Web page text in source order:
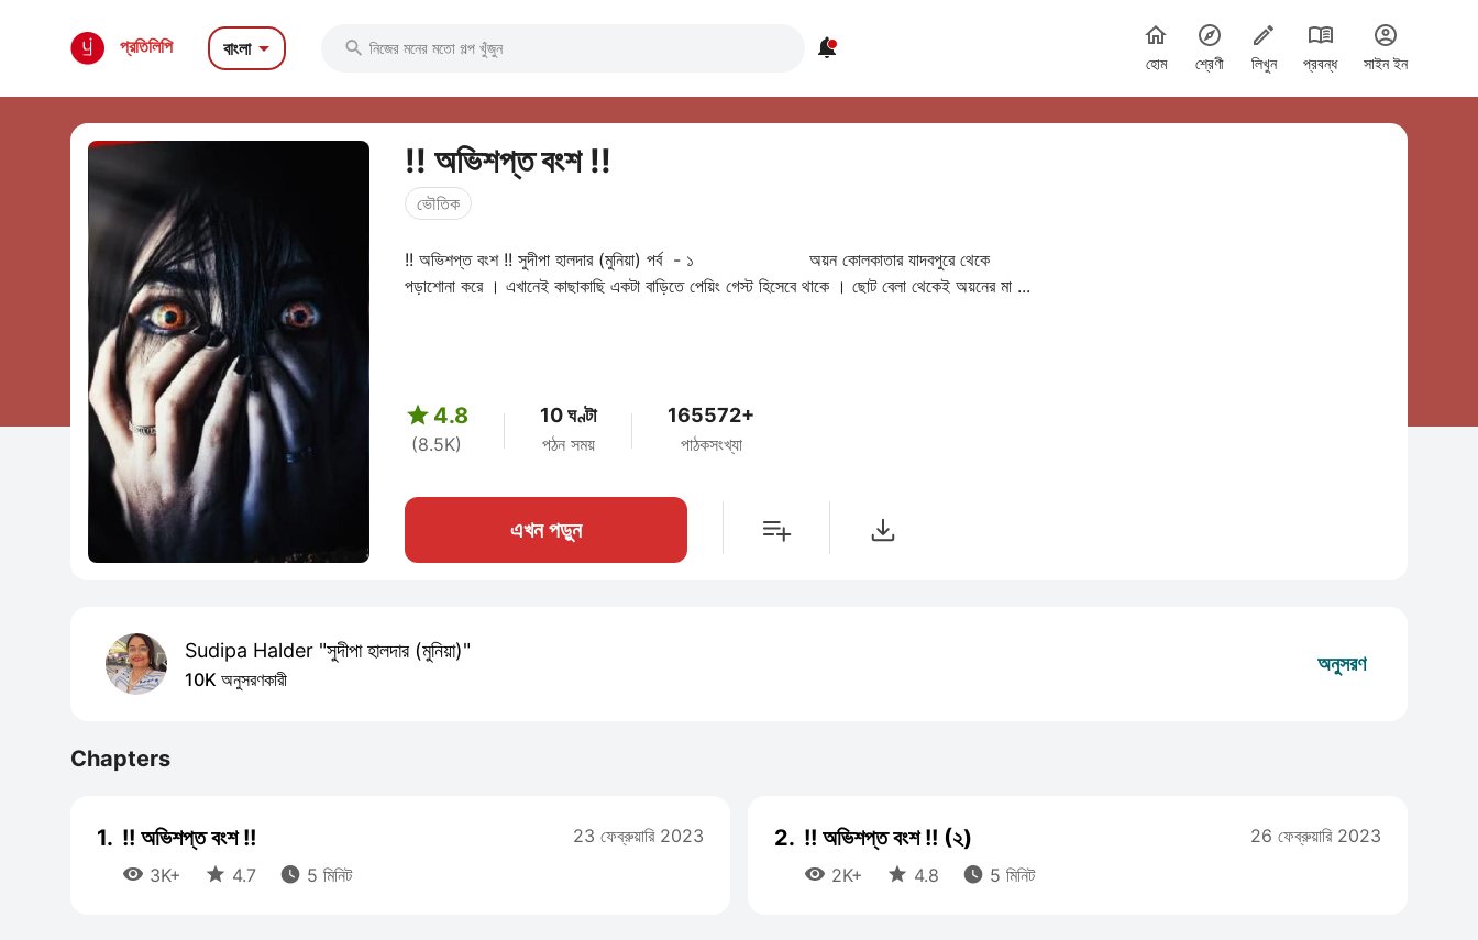
প্রতিলিপি বাংলা  
হোম শ্রেণী লিখুন প্রবন্ধ সাইন ইন
!! অভিশপ্ত বংশ !!
ভৌতিক
!! অভিশপ্ত বংশ !! সুদীপা হালদার (মুনিয়া) পর্ব - ১ অয়ন কোলকাতার যাদবপুরে থেকে
পড়াশোনা করে । এখানেই কাছাকাছি একটা বাড়িতে পেয়িং গেস্ট হিসেবে থাকে । ছোট বেলা থেকেই অয়নের মা ...
 4.8
(8.5K)
10 ঘণ্টা
পঠন সময়
165572+
পাঠকসংখ্যা
এখন পড়ুন
Sudipa Halder "সুদীপা হালদার (মুনিয়া)"
10K অনুসরণকারী
অনুসরণ
Chapters
1. !! অভিশপ্ত বংশ !!
 3K+  4.7  5 মিনিট
23 ফেব্রুয়ারি 2023 2. !! অভিশপ্ত বংশ !! (২)
 2K+  4.8  5 মিনিট
26 ফেব্রুয়ারি 2023